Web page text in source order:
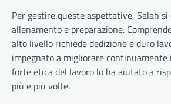
Per gestire queste aspettative, Salah
allenamento e preparazione.
alto livello richiede dedizione e duro
impegnato a migliorare continuamente
forte etica del lavoro lo ha aiutato a
più e più volte.